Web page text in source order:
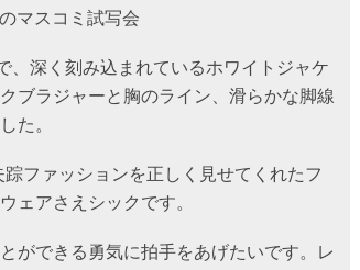
マスコミ試写会
、深く刻み込まれているホワイトジャケ
ブラジャーと胸のライン、滑らかな脚線
た。
ファッションを正しく見せてくれたフ
ェアさえシックです。
ができる勇気に拍手をあげたいです。レ